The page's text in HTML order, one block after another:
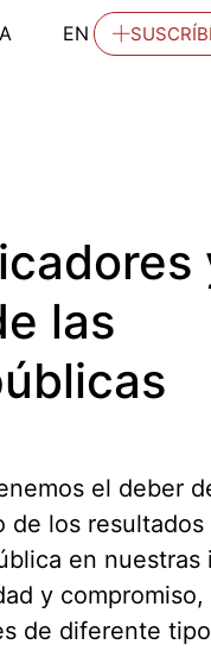
EN
las
el deber
de los resultados
en nuestras
y
de diferente